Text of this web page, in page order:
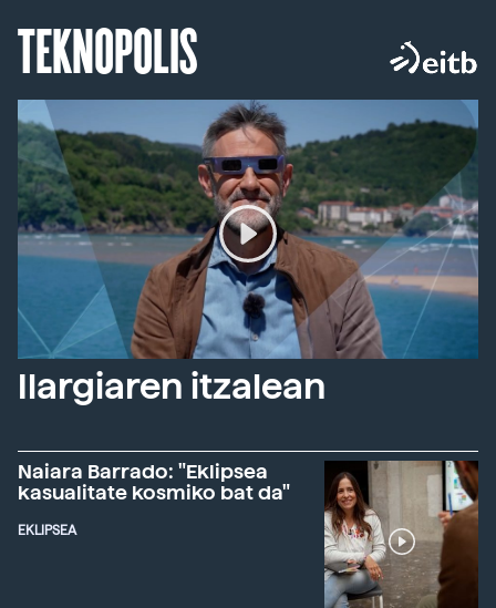
TEKNOPOLIS
Ilargiaren itzalean
Naiara Barrado: "Eklipsea
kasualitate kosmiko bat da"
EKLIPSEA